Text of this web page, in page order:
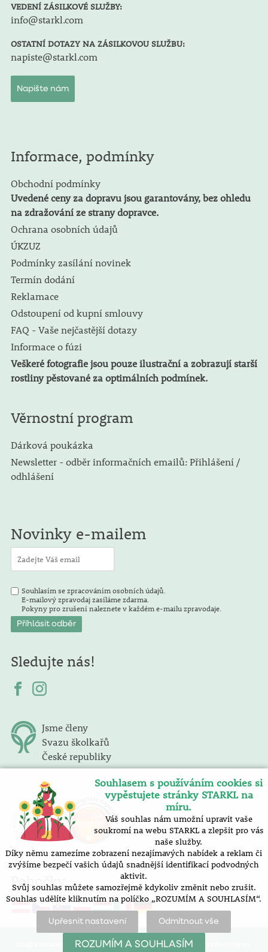
VEDENÍ ZÁSILKOVÉ SLUŽBY:
info@starkl.com
OSTATNÍ DOTAZY NA ZÁSILKOVOU SLUŽBU:
napiste@starkl.com
Napište nám
Informace, podmínky
Obchodní podmínky
Uvedené ceny za dopravu jsou garantovány, bez ohledu
na zdražování ze strany dopravce.
Ochrana osobních údajů
ÚKZUZ
Podmínky zasílání novinek
Termín dodání
Reklamace
Odstoupení od kupní smlouvy
FAQ - Vaše nejčastější dotazy
Informace o fúzi
Veškeré fotografie jsou pouze ilustrační a zobrazují starší
rostliny pěstované za optimálních podmínek.
Věrnostní program
Dárková poukázka
Newsletter - odběr informačních emailů: Přihlášení /
odhlášení
Novinky e-mailem
Souhlasím se zpracováním osobních údajů.
E-mailový zpravodaj zasíláme zdarma.
Pokyny pro zrušení naleznete v každém e-mailu zpravodaje.
Sledujte nás!
Jsme členy
Svazu školkařů
České republiky
Pobočky
prohlášení o přístupnosti |
nastavení cookies
Souhlasem s používáním cookies si
vypěstujete stránky STARKL na
míru.
Váš souhlas nám umožní upravit vaše
soukromí na webu STARKL a zlepšit pro vás
naše služby.
Díky němu zamezíme zobrazení nezajímavých nabídek a reklam či
zvýšíme bezpečí vašich údajů snadnější identifikací podvodných
aktivit.
Svůj souhlas můžete samozřejmě kdykoliv změnit nebo zrušit.
Souhlas udělíte kliknutím na políčko „ROZUMÍM A SOUHLASÍM“.
Upřesnit nastavení Odmítnout vše
ROZUMÍM A SOUHLASÍM